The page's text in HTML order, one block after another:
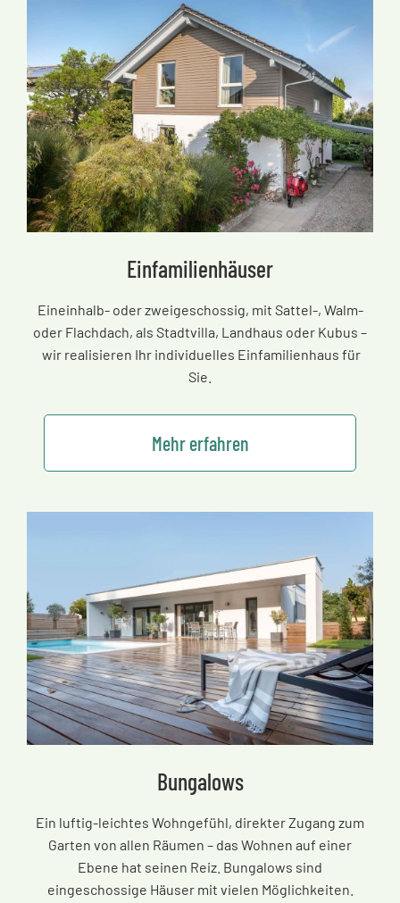
Einfamilienhäuser
Eineinhalb- oder zweigeschossig, mit Sattel-, Walm-
oder Flachdach, als Stadtvilla, Landhaus oder Kubus –
wir realisieren Ihr individuelles Einfamilienhaus für
Sie.
Mehr erfahren
Bungalows
Ein luftig-leichtes Wohngefühl, direkter Zugang zum
Garten von allen Räumen – das Wohnen auf einer
Ebene hat seinen Reiz. Bungalows sind
eingeschossige Häuser mit vielen Möglichkeiten.